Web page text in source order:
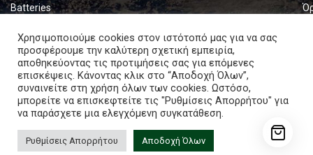
Batteries
Set & Fold Solar Panels
Marine Equipment
Copyright © 2024. All rights reserved.
ENECOM HFs80
Χρησιμοποιούμε cookies στον ιστότοπό μας για να σας
προσφέρουμε την καλύτερη σχετική εμπειρία,
αποθηκεύοντας τις προτιμήσεις σας για επόμενες
επισκέψεις. Κάνοντας κλικ στο “Αποδοχή Όλων”,
συναινείτε στη χρήση όλων των cookies. Ωστόσο,
μπορείτε να επισκεφτείτε τις "Ρυθμίσεις Απορρήτου" για
να παράσχετε μια ελεγχόμενη συγκατάθεση.
Ρυθμίσεις Απορρήτου Αποδοχή Όλων